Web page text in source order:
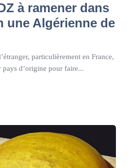
à ramener dans
une Algérienne de
particulièrement en France,
d’origine pour faire...